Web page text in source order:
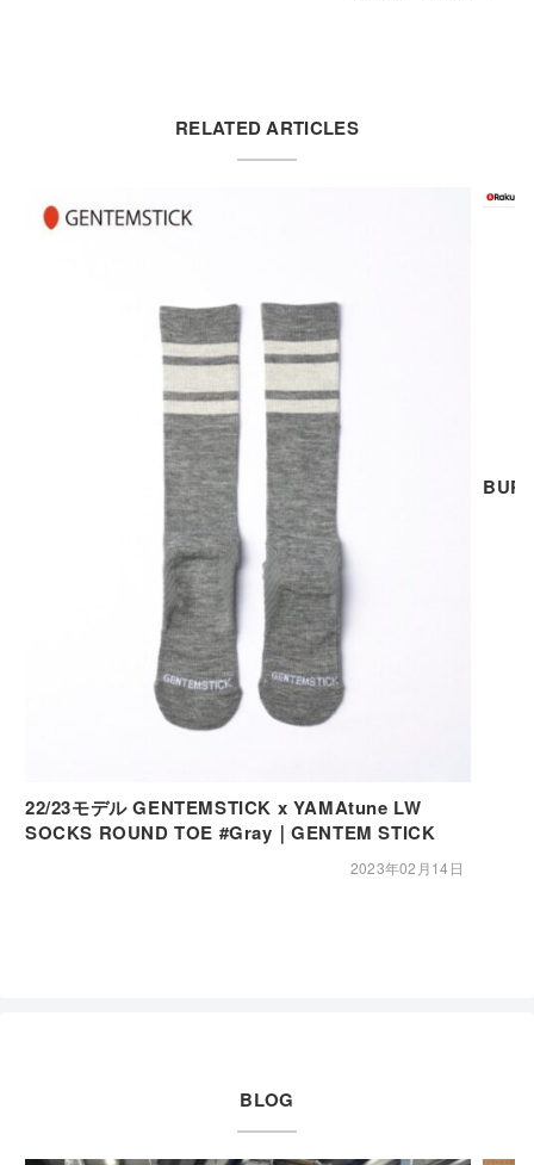
RELATED ARTICLES
22/23モデル GENTEMSTICK x YAMAtune LW
SOCKS ROUND TOE #Gray｜GENTEM STICK
2023年02月14日
BLOG